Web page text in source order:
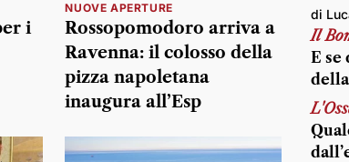
i
NUOVE APERTURE
Rossopomodoro arriva a
Ravenna: il colosso della
pizza napoletana
inaugura all’Esp
di
Il
E se